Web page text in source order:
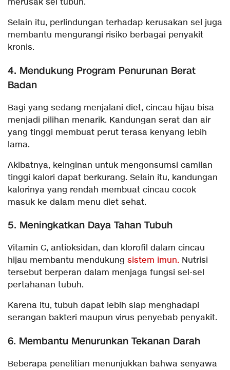
merusak sel tubuh.
Selain itu, perlindungan terhadap kerusakan sel juga
membantu mengurangi risiko berbagai penyakit
kronis.
4. Mendukung Program Penurunan Berat
Badan
Bagi yang sedang menjalani diet, cincau hijau bisa
menjadi pilihan menarik. Kandungan serat dan air
yang tinggi membuat perut terasa kenyang lebih
lama.
Akibatnya, keinginan untuk mengonsumsi camilan
tinggi kalori dapat berkurang. Selain itu, kandungan
kalorinya yang rendah membuat cincau cocok
masuk ke dalam menu diet sehat.
5. Meningkatkan Daya Tahan Tubuh
Vitamin C, antioksidan, dan klorofil dalam cincau
hijau membantu mendukung sistem imun. Nutrisi
tersebut berperan dalam menjaga fungsi sel-sel
pertahanan tubuh.
Karena itu, tubuh dapat lebih siap menghadapi
serangan bakteri maupun virus penyebab penyakit.
6. Membantu Menurunkan Tekanan Darah
Beberapa penelitian menunjukkan bahwa senyawa